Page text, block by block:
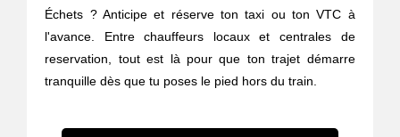
Échets ? Anticipe et réserve ton taxi ou ton VTC à
l'avance. Entre chauffeurs locaux et centrales de
reservation, tout est là pour que ton trajet démarre
tranquille dès que tu poses le pied hors du train.